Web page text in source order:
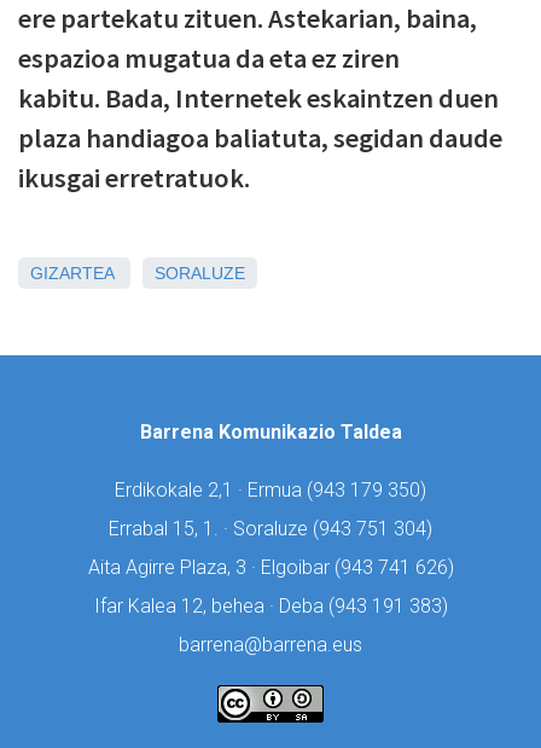
ere partekatu zituen. Astekarian, baina,
espazioa mugatua da eta ez ziren
kabitu. Bada, Internetek eskaintzen duen
plaza handiagoa baliatuta, segidan daude
ikusgai erretratuok.
GIZARTEA SORALUZE
Barrena Komunikazio Taldea
Erdikokale 2,1 · Ermua (943 179 350)
Errabal 15, 1. · Soraluze (943 751 304)
Aita Agirre Plaza, 3 · Elgoibar (943 741 626)
Ifar Kalea 12, behea · Deba (943 191 383)
barrena@barrena.eus